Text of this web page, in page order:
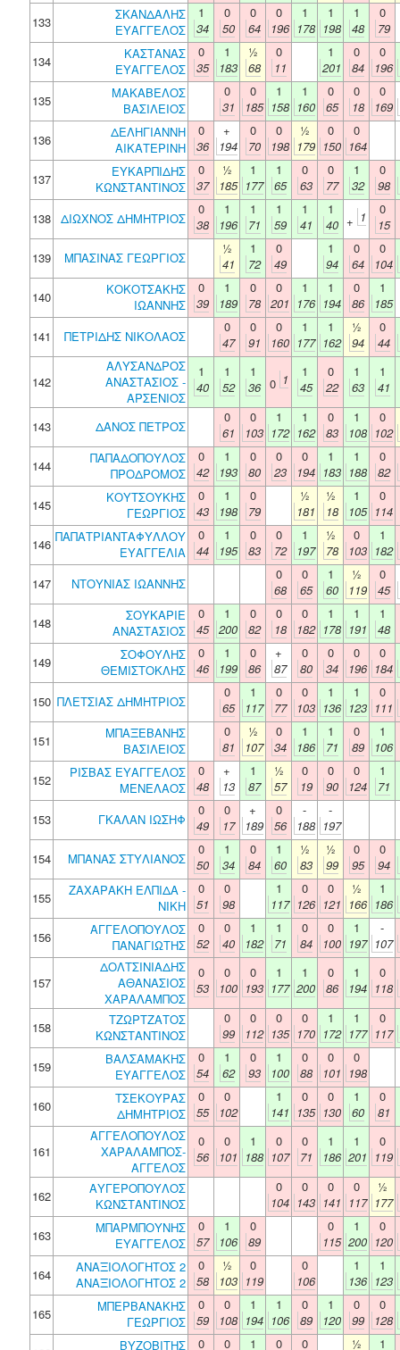
133
ΣΚΑΝΔΑΛΗΣ
ΕΥΑΓΓΕΛΟΣ
1
34
0
50
0
64
0
196
1
178
1
198
1
48
0
79
134
ΚΑΣΤΑΝΑΣ
ΕΥΑΓΓΕΛΟΣ
0
35
1
183
½
68
0
11
1
201
0
84
0
196
135
ΜΑΚΑΒΕΛΟΣ
ΒΑΣΙΛΕΙΟΣ
0
31
0
185
1
158
1
160
0
65
0
18
0
169
136
ΔΕΛΗΓΙΑΝΝΗ
ΑΙΚΑΤΕΡΙΝΗ
0
36
+
194
0
70
0
198
½
179
0
150
0
164
137
ΕΥΚΑΡΠΙΔΗΣ
ΚΩΝΣΤΑΝΤΙΝΟΣ
0
37
½
185
1
177
1
65
0
63
0
77
1
32
0
98
138 ΔΙΩΧΝΟΣ ΔΗΜΗΤΡΙΟΣ
0
38
1
196
1
71
1
59
1
41
1
40 + 1
0
15
139
ΜΠΑΣΙΝΑΣ ΓΕΩΡΓΙΟΣ
½
41
1
72
0
49
1
94
0
64
0
104
140
ΚΟΚΟΤΣΑΚΗΣ
ΙΩΑΝΝΗΣ
0
39
1
189
0
78
0
201
1
176
1
194
0
86
1
185
141
ΠΕΤΡΙΔΗΣ ΝΙΚΟΛΑΟΣ
0
47
0
91
0
160
1
177
1
162
½
94
0
44
142
ΑΛΥΣΑΝΔΡΟΣ
ΑΝΑΣΤΑΣΙΟΣ -
ΑΡΣΕΝΙΟΣ
1
40
1
52
1
36 0 1
1
45
0
22
1
63
1
41
143 ΔΑΝΟΣ ΠΕΤΡΟΣ
0
61
0
103
1
172
1
162
0
83
1
108
0
102
144
ΠΑΠΑΔΟΠΟΥΛΟΣ
ΠΡΟΔΡΟΜΟΣ
0
42
1
193
0
80
0
23
0
194
1
183
1
188
0
82
145
ΚΟΥΤΣΟΥΚΗΣ
ΓΕΩΡΓΙΟΣ
0
43
1
198
0
79
½
181
½
18
1
105
0
114
146 ΠΑΠΑΤΡΙΑΝΤΑΦΥΛΛΟΥ
ΕΥΑΓΓΕΛΙΑ
0
44
1
195
0
83
0
72
1
197
½
78
0
103
1
182
147
ΝΤΟΥΝΙΑΣ ΙΩΑΝΝΗΣ
0
68
0
65
1
60
½
119
0
45
148
ΣΟΥΚΑΡΙΕ
ΑΝΑΣΤΑΣΙΟΣ
0
45
1
200
0
82
0
18
0
182
1
178
1
191
1
48
149
ΣΟΦΟΥΛΗΣ
ΘΕΜΙΣΤΟΚΛΗΣ
0
46
1
199
0
86
+
87
0
80
0
34
0
196
0
184
150 ΠΛΕΤΣΙΑΣ ΔΗΜΗΤΡΙΟΣ
0
65
1
117
0
77
0
103
1
136
1
123
0
111
151
ΜΠΑΞΕΒΑΝΗΣ
ΒΑΣΙΛΕΙΟΣ
0
81
½
107
0
34
1
186
1
71
0
89
1
106
152
ΡΙΣΒΑΣ ΕΥΑΓΓΕΛΟΣ
ΜΕΝΕΛΑΟΣ
0
48
+
13
1
87
½
57
0
19
0
90
0
124
1
71
153
ΓΚΑΛΑΝ ΙΩΣΗΦ
0
49
0
17
+
189
0
56
-
188
-
197
154
ΜΠΑΝΑΣ ΣΤΥΛΙΑΝΟΣ
0
50
1
34
0
84
1
60
½
83
½
99
0
95
0
94
155
ΖΑΧΑΡΑΚΗ ΕΛΠΙΔΑ -
ΝΙΚΗ
0
51
0
98
1
117
0
126
0
121
½
166
1
186
156
ΑΓΓΕΛΟΠΟΥΛΟΣ
ΠΑΝΑΓΙΩΤΗΣ
0
52
0
40
1
182
1
71
0
84
0
100
1
197
-
107
157
ΔΟΛΤΣΙΝΙΑΔΗΣ
ΑΘΑΝΑΣΙΟΣ
ΧΑΡΑΛΑΜΠΟΣ
0
53
0
100
0
193
1
177
1
200
0
86
1
194
0
118
158
ΤΖΩΡΤΖΑΤΟΣ
ΚΩΝΣΤΑΝΤΙΝΟΣ
0
99
0
112
0
135
0
170
1
172
1
177
0
117
159
ΒΑΛΣΑΜΑΚΗΣ
ΕΥΑΓΓΕΛΟΣ
0
54
1
62
0
93
1
100
0
88
0
101
0
198
160
ΤΣΕΚΟΥΡΑΣ
ΔΗΜΗΤΡΙΟΣ
0
55
0
102
1
141
0
135
0
130
1
60
0
81
161
ΑΓΓΕΛΟΠΟΥΛΟΣ
ΧΑΡΑΛΑΜΠΟΣ-
ΑΓΓΕΛΟΣ
0
56
0
101
1
188
0
107
0
71
1
186
1
201
0
119
162
ΑΥΓΕΡΟΠΟΥΛΟΣ
ΚΩΝΣΤΑΝΤΙΝΟΣ
0
104
0
143
0
141
0
117
½
177
163
ΜΠΑΡΜΠΟΥΝΗΣ
ΕΥΑΓΓΕΛΟΣ
0
57
1
106
0
89
0
115
1
200
0
120
164
ΑΝΑΞΙΟΛΟΓΗΤΟΣ 2
ΑΝΑΞΙΟΛΟΓΗΤΟΣ 2
0
58
½
103
0
119
0
106
1
136
1
123
165
ΜΠΕΡΒΑΝΑΚΗΣ
ΓΕΩΡΓΙΟΣ
0
59
0
108
1
194
1
106
0
89
1
120
0
99
0
128
ΒΥΖΟΒΙΤΗΣ
0
0
1
0
0
½
1